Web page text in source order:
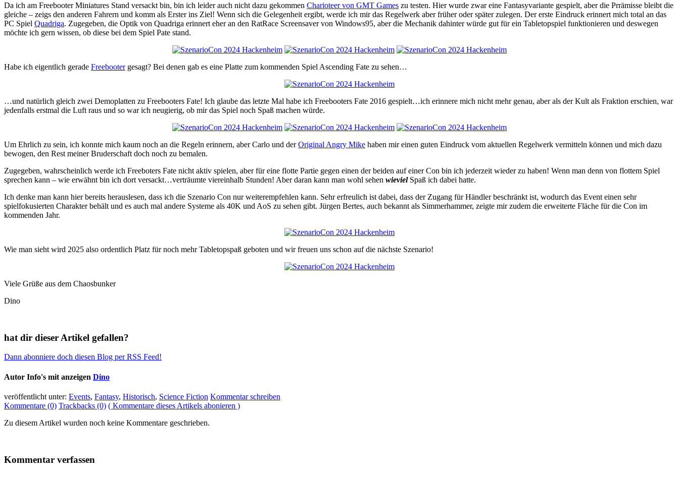
Da ich am Freebooter Miniatures Stand versackt bin, bin ich leider auch nicht dazu gekommen Charioteer von GMT Games zu testen. Hier wurde zwar eine Fantasyvariante gespielt, aber die Prrämisse bleibt die
gleiche – zeigs den anderen Fahrern und komm als Erster ins Ziel! Wenn sich die Gelegenheit ergibt, werde ich mir das Regelwerk aber früher oder später zulegen. Der erste Eindruck erinnert mich total an das
PC Spiel Quadriga. Zugegeben, die Optik von Quadriga erinnert eher an den RatRace Screensaver von Windows95, aber die Mechanik dahinter würde gut für ein Tabletopspiel funktionieren und deswegen
möchte ich gern wissen, ob diese bei dem Spiel Pate stand.
Habe ich eigentlich gerade Freebootergesagt? Bei denen gab es eine Platte zum kommenden Spiel Ascending Fate zu sehen…
…und natürlich gleich zwei Demoplatten zu Freebooters Fate! Ich glaube das letzte Mal habe ich Freebooters Fate 2016 gespielt…ich erinnere mich nicht mehr genau, aber als der Kult als Fraktion erschien, war
jedenfalls erstmal die Luft raus und so war ich neugierig, ob mir das Spiel noch Spaß machen würde.
Um Ehrlich zu sein, ich konnte mich kaum noch an die Regeln erinnern, aber Carlo und derOriginal Angry Mike haben mir einen guten Eindruck vom aktuellen Regelwerk vermitteln können und mich dazu
bewogen, den Rest meiner Bruderschaft doch noch zu bemalen.
Zugegeben, wahrscheinlich werde ich Freeboters Fate nicht aktiv spielen, aber für eine flotte Partie gegen einen der beiden auf einer Con bin ich jederzeit wieder zu haben! Wenn man denn von flottem Spiel
sprechen kann – wie erwähnt bin ich dort versackt…verträumte viereinhalb Stunden! Aber daran kann man wohl sehen wievielSpaß ich dabei hatte.
Ich denke man kann hier bereits herauslesen, dass ich die Szenario Con nur weiterempfehlen kann. Sehr erfreulich ist dabei, dass der Zugang für Händler beschränkt ist, wodurch das Event einen sehr
spielfokusierten Charakter behält und es auch mal andere Systeme als 40K und AoS zu sehen gibt. Jürgen Bertes, auch bekannt als Simmerhammer, zeigte mir zudem die erweiterte Fläche für die Con im
kommenden Jahr.
Wie man sieht wird 2025 also ordentlich Platz für noch mehr Tabletopspaß geboten und wir freuen uns schon auf die nächste Szenario!
Viele Grüße aus dem Chaosbunker
Dino
hat dir dieser Artikel gefallen?
Dann abonniere doch diesen Blog per RSS Feed!
Autor Info's mit anzeigen Dino
veröffentlicht unter: Events, Fantasy, Historisch, Science Fiction Kommentar schreiben
Kommentare (0) Trackbacks (0) ( Kommentare dieses Artikels abonieren )
Zu diesem Artikel wurden noch keine Kommentare geschrieben.
Kommentar verfassen